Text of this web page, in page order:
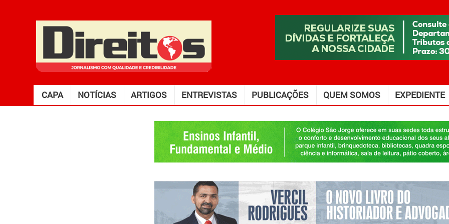
CAPA NOTÍCIAS ARTIGOS ENTREVISTAS PUBLICAÇÕES QUEM SOMOS EXPEDIENTE